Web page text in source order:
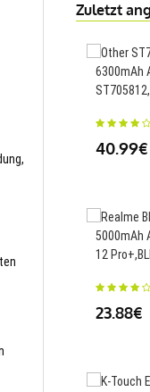
Zuletzt
6300mAh
40.99€
5000mAh
12
23.88€